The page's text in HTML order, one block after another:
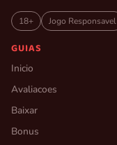
18+ Jogo Responsavel
GUIAS
Inicio
Avaliacoes
Baixar
Bonus